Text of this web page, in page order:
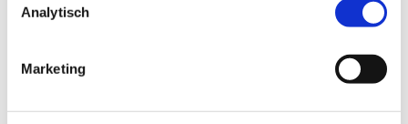
Analytisch
Marketing
1945 en einde van de genocide
tot oprichting van de Europese Unie, door Robert
Schuman in 1950)